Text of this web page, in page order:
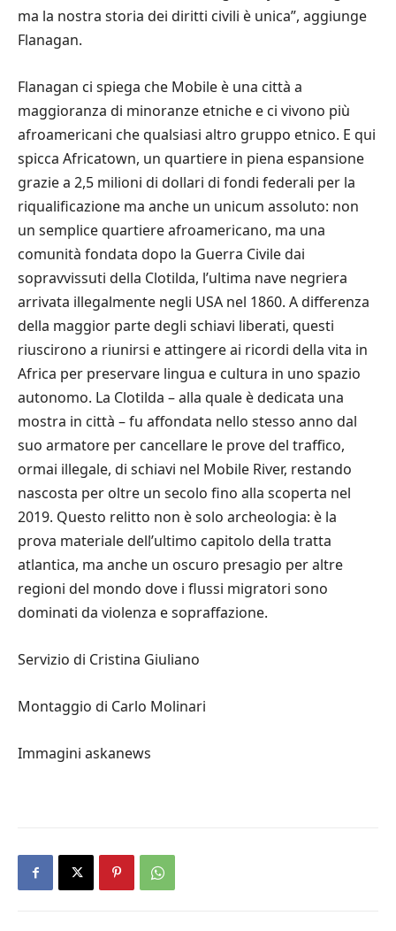
ma la nostra storia dei diritti civili è unica”, aggiunge
Flanagan.
Flanagan ci spiega che Mobile è una città a
maggioranza di minoranze etniche e ci vivono più
afroamericani che qualsiasi altro gruppo etnico. E qui
spicca Africatown, un quartiere in piena espansione
grazie a 2,5 milioni di dollari di fondi federali per la
riqualificazione ma anche un unicum assoluto: non
un semplice quartiere afroamericano, ma una
comunità fondata dopo la Guerra Civile dai
sopravvissuti della Clotilda, l’ultima nave negriera
arrivata illegalmente negli USA nel 1860. A differenza
della maggior parte degli schiavi liberati, questi
riuscirono a riunirsi e attingere ai ricordi della vita in
Africa per preservare lingua e cultura in uno spazio
autonomo. La Clotilda – alla quale è dedicata una
mostra in città – fu affondata nello stesso anno dal
suo armatore per cancellare le prove del traffico,
ormai illegale, di schiavi nel Mobile River, restando
nascosta per oltre un secolo fino alla scoperta nel
2019. Questo relitto non è solo archeologia: è la
prova materiale dell’ultimo capitolo della tratta
atlantica, ma anche un oscuro presagio per altre
regioni del mondo dove i flussi migratori sono
dominati da violenza e sopraffazione.
Servizio di Cristina Giuliano
Montaggio di Carlo Molinari
Immagini askanews